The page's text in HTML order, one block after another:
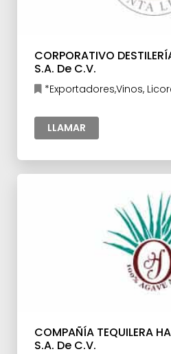
CORPORATIVO
S.A. De C.V.
*Exportadores,Vinos,
LLAMAR
COMPAÑÍA TEQUILERA
S.A. De C.V.